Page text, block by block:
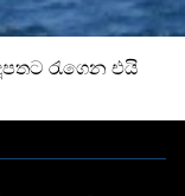
රැගෙන එයි